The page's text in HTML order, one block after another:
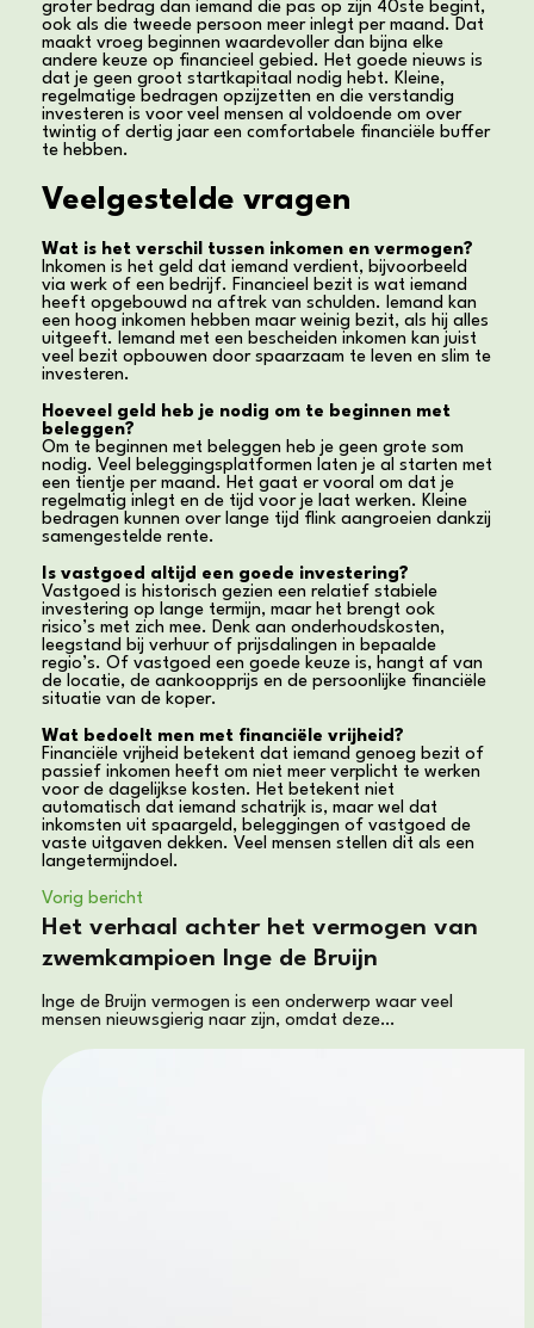
groter bedrag dan iemand die pas op zijn 40ste begint,
ook als die tweede persoon meer inlegt per maand. Dat
maakt vroeg beginnen waardevoller dan bijna elke
andere keuze op financieel gebied. Het goede nieuws is
dat je geen groot startkapitaal nodig hebt. Kleine,
regelmatige bedragen opzijzetten en die verstandig
investeren is voor veel mensen al voldoende om over
twintig of dertig jaar een comfortabele financiële buffer
te hebben.
Veelgestelde vragen
Wat is het verschil tussen inkomen en vermogen?
Inkomen is het geld dat iemand verdient, bijvoorbeeld
via werk of een bedrijf. Financieel bezit is wat iemand
heeft opgebouwd na aftrek van schulden. Iemand kan
een hoog inkomen hebben maar weinig bezit, als hij alles
uitgeeft. Iemand met een bescheiden inkomen kan juist
veel bezit opbouwen door spaarzaam te leven en slim te
investeren.
Hoeveel geld heb je nodig om te beginnen met
beleggen?
Om te beginnen met beleggen heb je geen grote som
nodig. Veel beleggingsplatformen laten je al starten met
een tientje per maand. Het gaat er vooral om dat je
regelmatig inlegt en de tijd voor je laat werken. Kleine
bedragen kunnen over lange tijd flink aangroeien dankzij
samengestelde rente.
Is vastgoed altijd een goede investering?
Vastgoed is historisch gezien een relatief stabiele
investering op lange termijn, maar het brengt ook
risico’s met zich mee. Denk aan onderhoudskosten,
leegstand bij verhuur of prijsdalingen in bepaalde
regio’s. Of vastgoed een goede keuze is, hangt af van
de locatie, de aankoopprijs en de persoonlijke financiële
situatie van de koper.
Wat bedoelt men met financiële vrijheid?
Financiële vrijheid betekent dat iemand genoeg bezit of
passief inkomen heeft om niet meer verplicht te werken
voor de dagelijkse kosten. Het betekent niet
automatisch dat iemand schatrijk is, maar wel dat
inkomsten uit spaargeld, beleggingen of vastgoed de
vaste uitgaven dekken. Veel mensen stellen dit als een
langetermijndoel.
Vorig bericht
Het verhaal achter het vermogen van
zwemkampioen Inge de Bruijn
Inge de Bruijn vermogen is een onderwerp waar veel
mensen nieuwsgierig naar zijn, omdat deze…